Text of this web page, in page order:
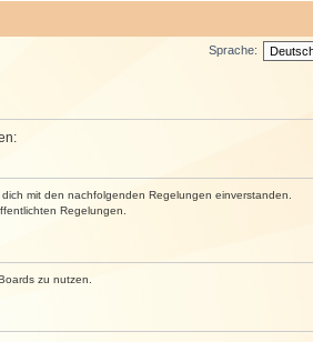
Sprache:
mit den nachfolgenden Regelungen einverstanden.
Regelungen.
zu nutzen.